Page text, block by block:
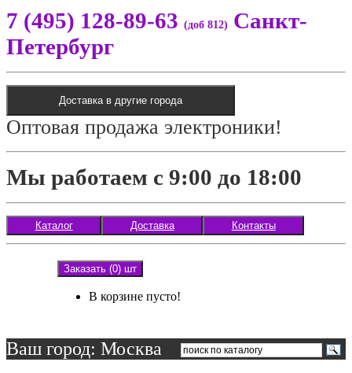
7 (495) 128-89-63 (доб 812) Санкт-
Петербург
Доставка в другие города
Оптовая продажа электроники!
Мы работаем с 9:00 до 18:00
Каталог Доставка Контакты
Заказать (0) шт
В корзине пусто!
Ваш город: Москва